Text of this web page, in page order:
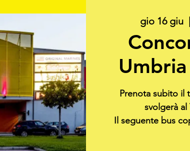
gio 16 giu
  |
Prenota subito il
svolgerà al
Il seguente bus